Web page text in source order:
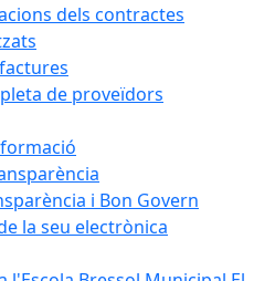
dels contractes
de proveïdors
i Bon Govern
la seu electrònica